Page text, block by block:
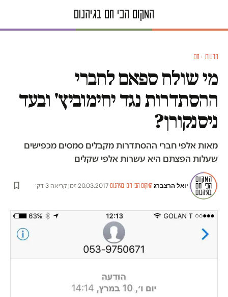
חדשות · חם
מי שולח ספאם לחברי
ההסתדרות נגד יחימוביץ' ובעד
ניסנקורן?
מאות אלפי חברי ההסתדרות מקבלים סמסים מכפישים
שעלות הפצתם היא עשרות אלפי שקלים
יואל הרצברג·המקום הכי חם בגיהנום·
20.03.2017
·זמן קריאה 3 דק׳